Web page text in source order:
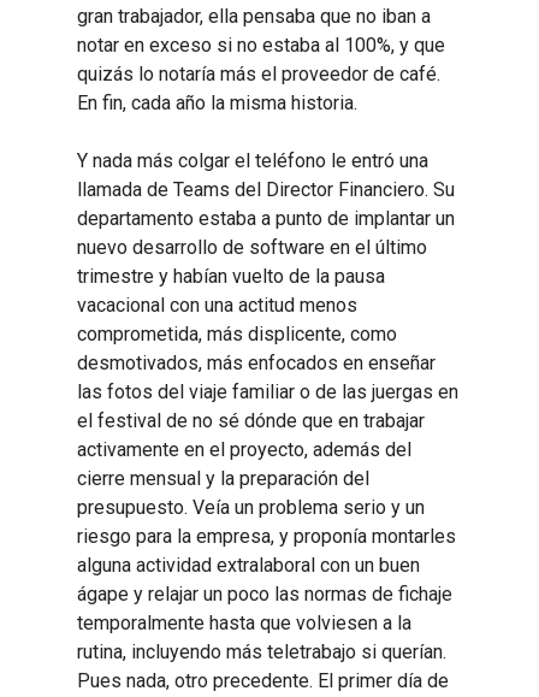
gran trabajador, ella pensaba que no iban a
notar en exceso si no estaba al 100%, y que
quizás lo notaría más el proveedor de café.
En fin, cada año la misma historia.
Y nada más colgar el teléfono le entró una
llamada de Teams del Director Financiero. Su
departamento estaba a punto de implantar un
nuevo desarrollo de software en el último
trimestre y habían vuelto de la pausa
vacacional con una actitud menos
comprometida, más displicente, como
desmotivados, más enfocados en enseñar
las fotos del viaje familiar o de las juergas en
el festival de no sé dónde que en trabajar
activamente en el proyecto, además del
cierre mensual y la preparación del
presupuesto. Veía un problema serio y un
riesgo para la empresa, y proponía montarles
alguna actividad extralaboral con un buen
ágape y relajar un poco las normas de fichaje
temporalmente hasta que volviesen a la
rutina, incluyendo más teletrabajo si querían.
Pues nada, otro precedente. El primer día de